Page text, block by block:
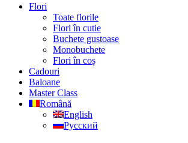
Flori
Toate florile
Flori în cutie
Buchete gustoase
Monobuchete
Flori în coș
Cadouri
Baloane
Master Class
Română
English
Русский